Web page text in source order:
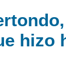
hizo